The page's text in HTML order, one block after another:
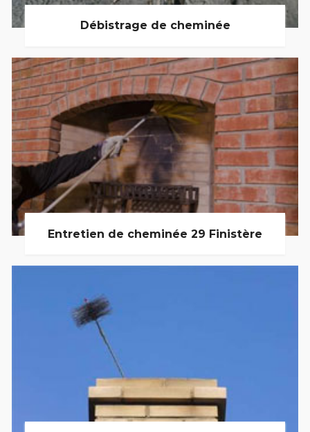
Débistrage de cheminée
Entretien de cheminée 29 Finistère